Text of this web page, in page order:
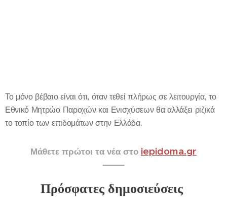
Το μόνο βέβαιο είναι ότι, όταν τεθεί πλήρως σε λειτουργία, το
Εθνικό Μητρώο Παροχών και Ενισχύσεων θα αλλάξει ριζικά
το τοπίο των επιδομάτων στην Ελλάδα.
Μάθετε πρώτοι τα νέα στο iepidoma.gr
Πρόσφατες δημοσιεύσεις